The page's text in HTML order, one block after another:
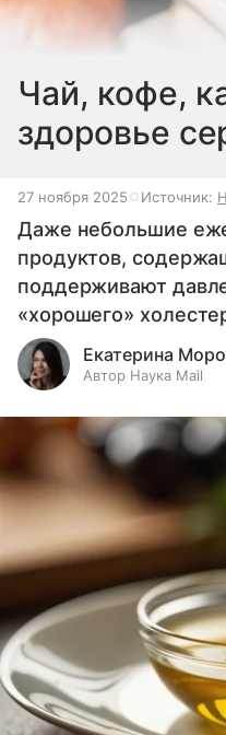
Чай, кофе,
здоровье
27 ноября 2025 Источник:
Даже небольшие
продуктов,
поддерживают
«хорошего»
Екатерина
Автор Наука Mail